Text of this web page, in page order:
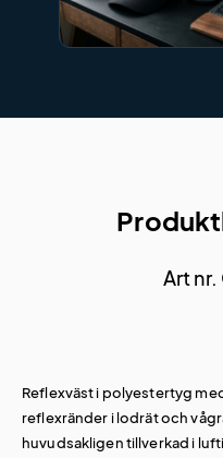
Art nr.
Reflexväst i polyestertyg
reflexränder i lodrät och
huvudsakligen tillverkad i